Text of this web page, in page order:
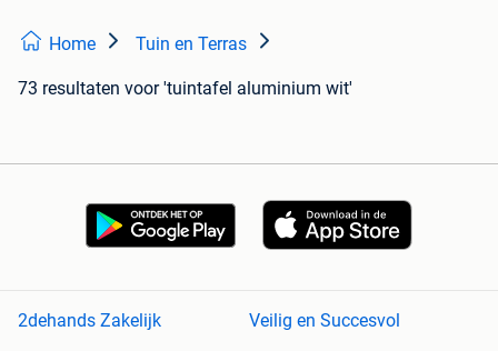
Home Tuin en Terras
73 resultaten voor 'tuintafel aluminium wit'
2dehands Zakelijk Veilig en Succesvol